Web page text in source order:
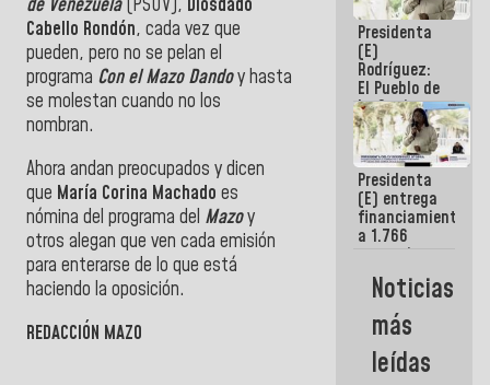
de Venezuela (PSUV), Diosdado
Cabello Rondón, cada vez que
pueden, pero no se pelan el
programa Con el Mazo Dandoy hasta
se molestan cuando no los
nombran.
Ahora andan preocupados y dicen
que María Corina Machado es
nómina del programa del Mazoy
otros alegan que ven cada emisión
para enterarse de lo que está
haciendo la oposición.
REDACCIÓN MAZO
Militar de
Mamo en La
Guaira
Presidenta
(E)
Rodríguez:
El Pueblo de
La Guaira
siempre
estará
acompañada
por el
Gobierno
Nacional
Presidenta
(E) entrega
financiamientos
a 1.766
comerciantes
emprendedores
afectados
por
terremotos
Noticias
más
leídas